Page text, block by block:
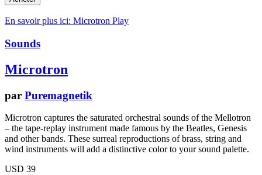
En savoir plus ici: Microtron Play
Sounds
Microtron
par Puremagnetik
Microtron captures the saturated orchestral sounds of the Mellotron
– the tape-replay instrument made famous by the Beatles, Genesis
and other bands. These surreal reproductions of brass, string and
wind instruments will add a distinctive color to your sound palette.
USD 39